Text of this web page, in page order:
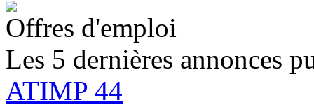
Offres d'emploi
Les 5 dernières annonces
ATIMP 44